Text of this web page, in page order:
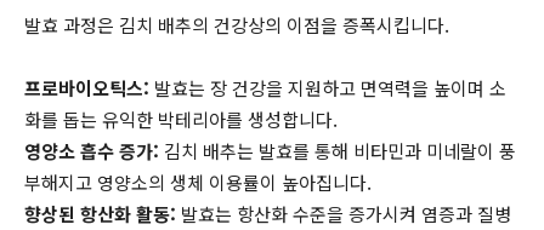
발효 과정은 김치 배추의 건강상의 이점을 증폭시킵니다.
프로바이오틱스: 발효는 장 건강을 지원하고 면역력을 높이며 소
화를 돕는 유익한 박테리아를 생성합니다.
영양소 흡수 증가: 김치 배추는 발효를 통해 비타민과 미네랄이 풍
부해지고 영양소의 생체 이용률이 높아집니다.
향상된 항산화 활동: 발효는 항산화 수준을 증가시켜 염증과 질병